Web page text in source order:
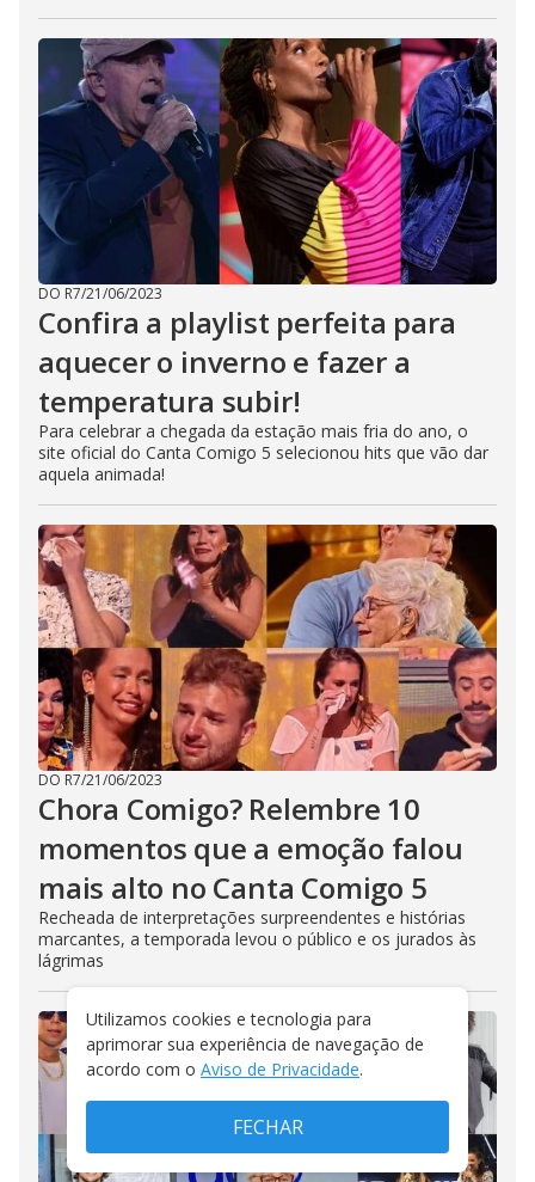
DO R7/21/06/2023
Confira a playlist perfeita para
aquecer o inverno e fazer a
temperatura subir!
Para celebrar a chegada da estação mais fria do ano, o
site oficial do Canta Comigo 5 selecionou hits que vão dar
aquela animada!
DO R7/21/06/2023
Chora Comigo? Relembre 10
momentos que a emoção falou
mais alto no Canta Comigo 5
Recheada de interpretações surpreendentes e histórias
marcantes, a temporada levou o público e os jurados às
lágrimas
Utilizamos cookies e tecnologia para
aprimorar sua experiência de navegação de
acordo com o Aviso de Privacidade.
FECHAR